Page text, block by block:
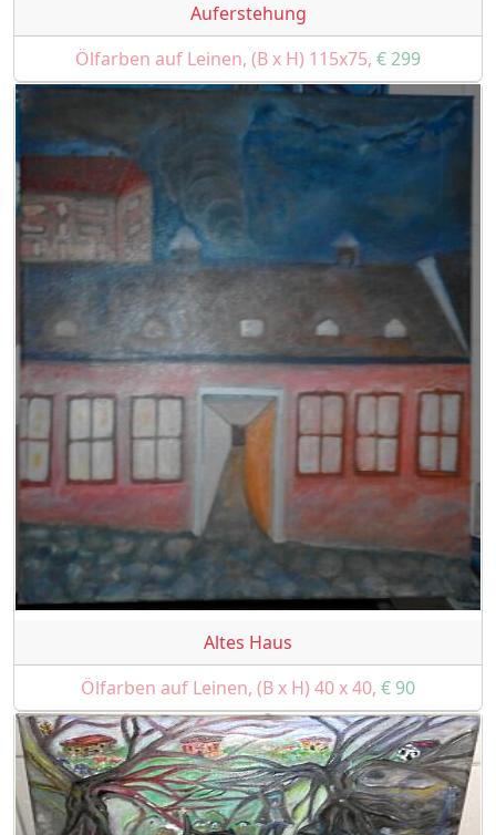
Auferstehung
Ölfarben auf Leinen, (B x H) 115x75, € 299
Altes Haus
Ölfarben auf Leinen, (B x H) 40 x 40, € 90